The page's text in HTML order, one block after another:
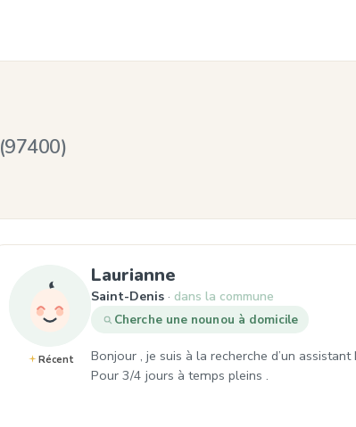
(97400)
Récent
Laurianne
Saint-Denis dans la commune
Cherche une nounou à domicile
Bonjour , je suis à la recherche d’un
Pour 3/4 jours à temps pleins .